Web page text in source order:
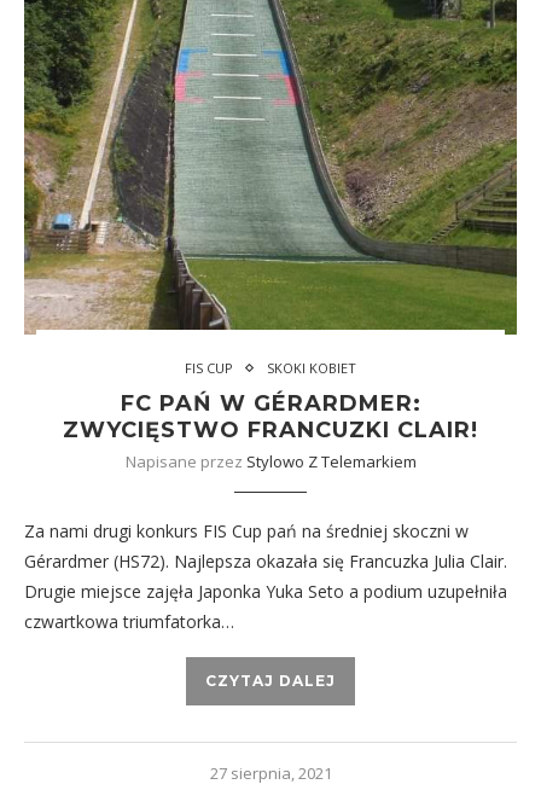
FIS CUP SKOKI KOBIET
FC PAŃ W GÉRARDMER:
ZWYCIĘSTWO FRANCUZKI CLAIR!
Napisane przez Stylowo Z Telemarkiem
Za nami drugi konkurs FIS Cup pań na średniej skoczni w
Gérardmer (HS72). Najlepsza okazała się Francuzka Julia Clair.
Drugie miejsce zajęła Japonka Yuka Seto a podium uzupełniła
czwartkowa triumfatorka…
CZYTAJ DALEJ
27 sierpnia, 2021